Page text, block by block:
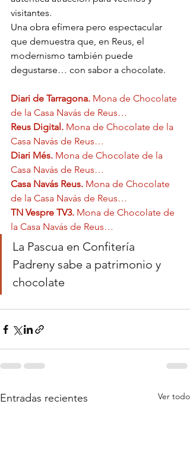
Blog de la Confitería Padreny Reus,
pastelería artesanal en Reus, menjablanc de
Reus, catering en Reus, caja de bombones
en Reus
visitantes.
Una obra efímera pero espectacular
que demuestra que, en Reus, el
modernismo también puede
degustarse… con sabor a chocolate.
Diari de Tarragona. Mona de Chocolate
de la Casa Navás de Reus…
Reus Digital. Mona de Chocolate de la
Casa Navás de Reus…
Diari Més. Mona de Chocolate de la
Casa Navás de Reus…
Casa Navás Reus. Mona de Chocolate
de la Casa Navás de Reus…
TN Vespre TV3. Mona de Chocolate de
la Casa Navás de Reus…
La Pascua en Confitería
Padreny sabe a patrimonio y
chocolate
Entradas recientes Ver todo